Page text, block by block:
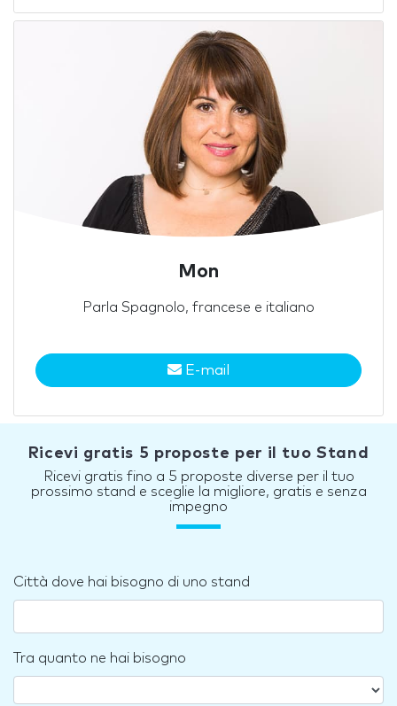
Mon
Parla Spagnolo, francese e italiano
E-mail
Ricevi gratis 5 proposte per il tuo Stand
Ricevi gratis fino a 5 proposte diverse per il tuo
prossimo stand e sceglie la migliore, gratis e senza
impegno
Città dove hai bisogno di uno stand
Tra quanto ne hai bisogno